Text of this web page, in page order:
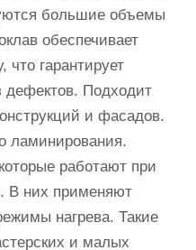
большие объемы
обеспечивает
что гарантирует
дефектов. Подходит
и фасадов.
ламинирования.
работают при
В них применяют
нагрева. Такие
и малых